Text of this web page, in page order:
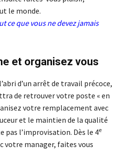
le monde.
ce que vous ne devez jamais
et organisez vous
d’un arrêt de travail précoce,
de retrouver votre poste « en
votre remplacement avec
et le maintien de la qualité
pas l’improvisation. Dès le 4e
votre manager, faites vous